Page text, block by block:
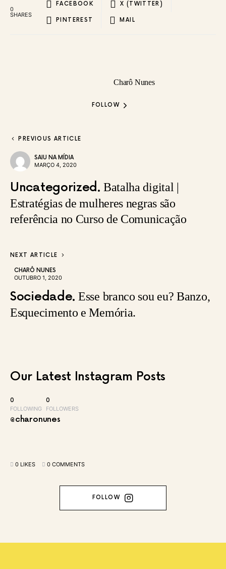
0
SHARES
FACEBOOK X (TWITTER)
PINTEREST MAIL
Charô Nunes
FOLLOW
PREVIOUS ARTICLE
SAIU NA MÍDIA
MARÇO 4, 2020
Uncategorized
Batalha digital |
Estratégias de mulheres negras são
referência no Curso de Comunicação
NEXT ARTICLE
CHARÔ NUNES
OUTUBRO 1, 2020
Sociedade Esse branco sou eu? Banzo,
Esquecimento e Memória.
Our Latest Instagram Posts
0
FOLLOWING
0
FOLLOWERS
@charonunes
0 LIKES 0 COMMENTS
FOLLOW